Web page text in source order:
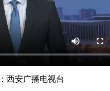
西安广播电视台